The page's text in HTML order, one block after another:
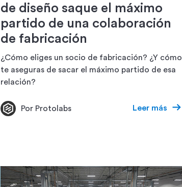
de diseño saque el máximo
partido de una colaboración
de fabricación
¿Cómo eliges un socio de fabricación? ¿Y cómo
te aseguras de sacar el máximo partido de esa
relación?
Por Protolabs Leer más